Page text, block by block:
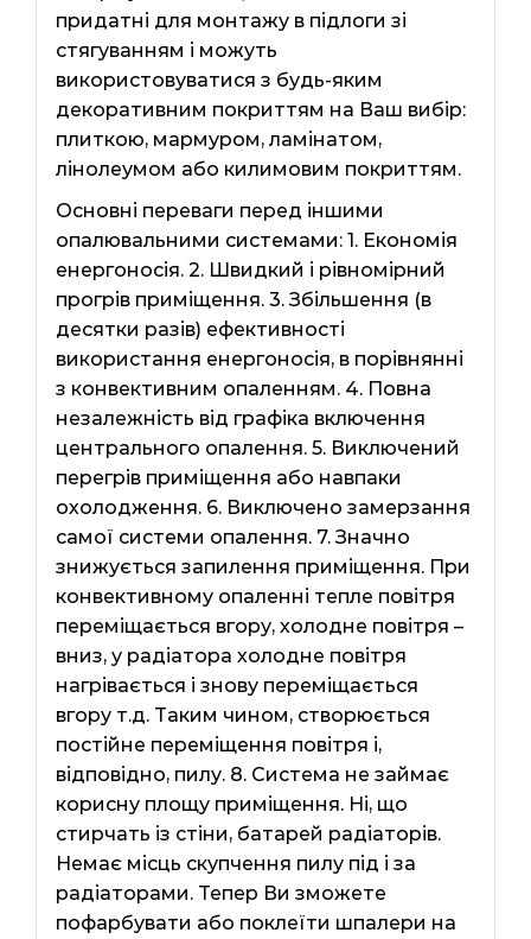
придатні для монтажу в підлоги зі
стягуванням і можуть
використовуватися з будь-яким
декоративним покриттям на Ваш вибір:
плиткою, мармуром, ламінатом,
лінолеумом або килимовим покриттям.
Основні переваги перед іншими
опалювальними системами: 1. Економія
енергоносія. 2. Швидкий і рівномірний
прогрів приміщення. 3. Збільшення (в
десятки разів) ефективності
використання енергоносія, в порівнянні
з конвективним опаленням. 4. Повна
незалежність від графіка включення
центрального опалення. 5. Виключений
перегрів приміщення або навпаки
охолодження. 6. Виключено замерзання
самої системи опалення. 7. Значно
знижується запилення приміщення. При
конвективному опаленні тепле повітря
переміщається вгору, холодне повітря –
вниз, у радіатора холодне повітря
нагрівається і знову переміщається
вгору т.д. Таким чином, створюється
постійне переміщення повітря і,
відповідно, пилу. 8. Система не займає
корисну площу приміщення. Ні, що
стирчать із стіни, батарей радіаторів.
Немає місць скупчення пилу під і за
радіаторами. Тепер Ви зможете
пофарбувати або поклеїти шпалери на